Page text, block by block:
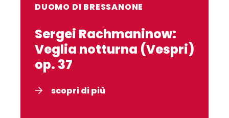
DUOMO DI BRESSANONE
Sergei Rachmaninow:
Veglia notturna (Vespri)
op. 37
scopri di più